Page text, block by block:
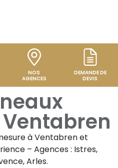
NOS
AGENCES
DEMANDE DE
DEVIS
àVentabrenet
– Agences : Istres,
Arles.